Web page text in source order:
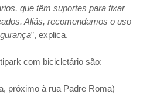
que têm suportes para fixar
Aliás, recomendamos o uso
”, explica.
com bicicletário são:
próximo à rua Padre Roma)